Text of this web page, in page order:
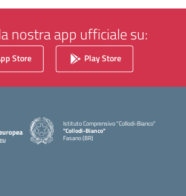
nostra app ufficiale su:
Store Play Store
Istituto Comprensivo "Collodi-Bianco"
"Collodi-Bianco"
Fasano (BR)